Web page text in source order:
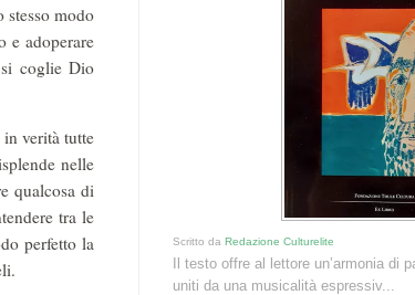
stesso modo
e adoperare
coglie Dio
verità tutte
nelle
qualcosa di
tra le
perfetto la
Scritto daRedazione Culturelite
Il testo offre al lettore un’armonia di
uniti da una musicalità espressiv...